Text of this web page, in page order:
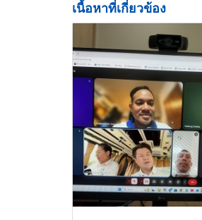
เนื้อหาที่เกี่ยวข้อง